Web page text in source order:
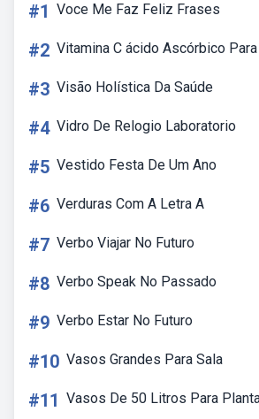
#1 Voce Me Faz Feliz Frases
#2 Vitamina C ácido Ascórbico
#3 Visão Holística Da Saúde
#4 Vidro De Relogio Laboratorio
#5 Vestido Festa De Um Ano
#6 Verduras Com A Letra A
#7 Verbo Viajar No Futuro
#8 Verbo Speak No Passado
#9 Verbo Estar No Futuro
#10 Vasos Grandes Para Sala
#11 Vasos De 50 Litros Para